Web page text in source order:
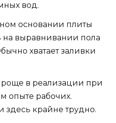
вод.
основании плиты
выравнивании пола
хватает заливки
в реализации при
опыте рабочих.
крайне трудно.